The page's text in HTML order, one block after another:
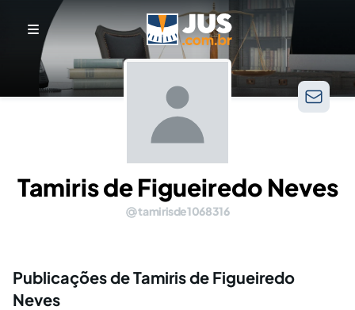
Tamiris de Figueiredo Neves
tamirisde1068316
Publicações de Tamiris de Figueiredo
Neves